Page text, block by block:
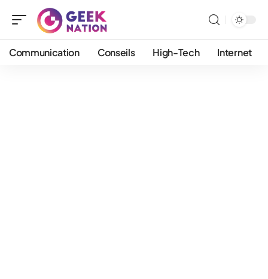
Communication Conseils High-Tech Internet